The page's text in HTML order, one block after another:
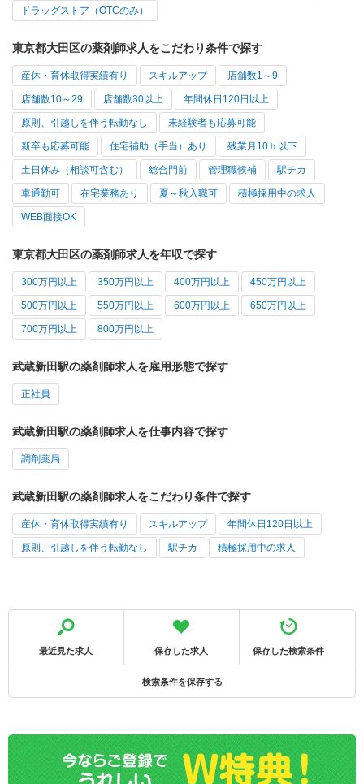
ドラッグストア（OTCのみ）
東京都大田区の薬剤師求人をこだわり条件で探す
産休・育休取得実績有り スキルアップ 店舗数1～9
店舗数10～29 店舗数30以上 年間休日120日以上
原則、引越しを伴う転勤なし 未経験者も応募可能
新卒も応募可能 住宅補助（手当）あり 残業月10ｈ以下
土日休み（相談可含む） 総合門前 管理職候補 駅チカ
車通勤可 在宅業務あり 夏～秋入職可 積極採用中の求人
WEB面接OK
東京都大田区の薬剤師求人を年収で探す
300万円以上 350万円以上 400万円以上 450万円以上
500万円以上 550万円以上 600万円以上 650万円以上
700万円以上 800万円以上
武蔵新田駅の薬剤師求人を雇用形態で探す
正社員
武蔵新田駅の薬剤師求人を仕事内容で探す
調剤薬局
武蔵新田駅の薬剤師求人をこだわり条件で探す
産休・育休取得実績有り スキルアップ 年間休日120日以上
原則、引越しを伴う転勤なし 駅チカ 積極採用中の求人
最近見た求人 保存した求人 保存した検索条件
検索条件を保存する